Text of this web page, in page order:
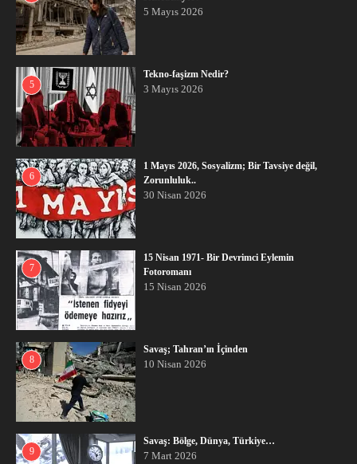
5 Mayıs 2026
5
Tekno-faşizm Nedir?
3 Mayıs 2026
6
1 Mayıs 2026, Sosyalizm; Bir Tavsiye değil,
Zorunluluk..
30 Nisan 2026
7
15 Nisan 1971- Bir Devrimci Eylemin
Fotoromanı
15 Nisan 2026
8
Savaş; Tahran’ın İçinden
10 Nisan 2026
9
Savaş: Bölge, Dünya, Türkiye…
7 Mart 2026